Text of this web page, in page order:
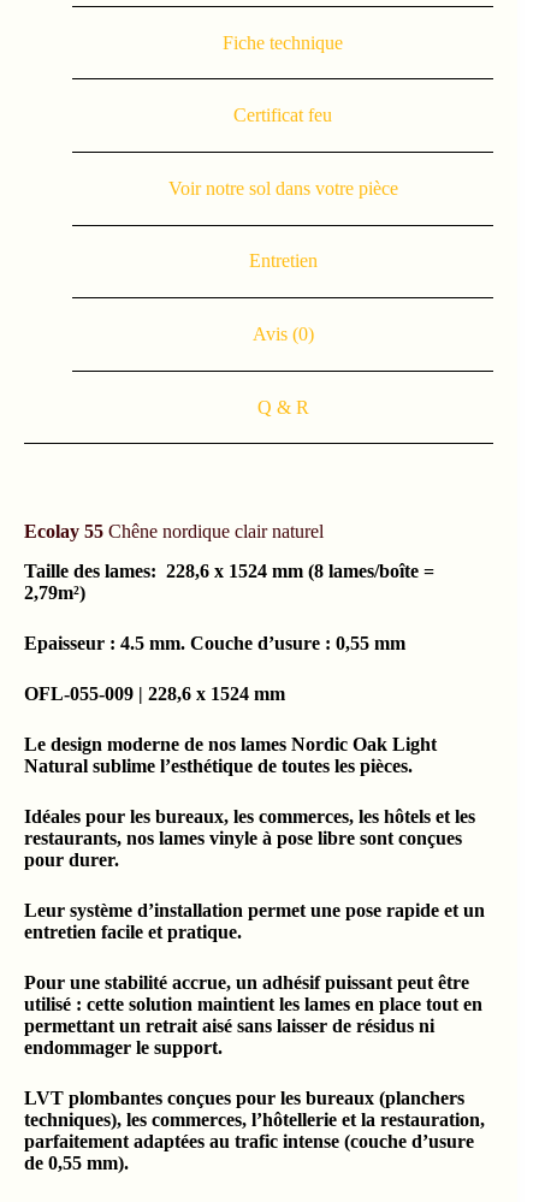
Fiche technique
Certificat feu
Voir notre sol dans votre pièce
Entretien
Avis (0)
Q & R
Ecolay 55 Chêne nordique clair naturel
Taille des lames: 228,6 x 1524 mm (8 lames/boîte =
2,79m²)
Epaisseur : 4.5 mm. Couche d’usure : 0,55 mm
OFL-055-009 | 228,6 x 1524 mm
Le design moderne de nos lames Nordic Oak Light
Natural sublime l’esthétique de toutes les pièces.
Idéales pour les bureaux, les commerces, les hôtels et les
restaurants, nos lames vinyle à pose libre sont conçues
pour durer.
Leur système d’installation permet une pose rapide et un
entretien facile et pratique.
Pour une stabilité accrue, un adhésif puissant peut être
utilisé : cette solution maintient les lames en place tout en
permettant un retrait aisé sans laisser de résidus ni
endommager le support.
LVT plombantes conçues pour les bureaux (planchers
techniques), les commerces, l’hôtellerie et la restauration,
parfaitement adaptées au trafic intense (couche d’usure
de 0,55 mm).